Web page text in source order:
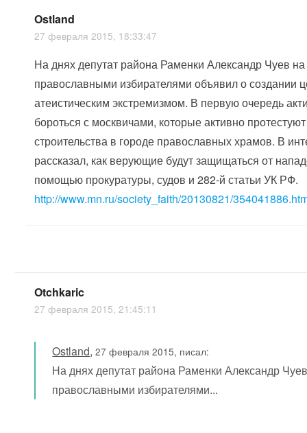
Ostland
27 февраля 2015, 18:33:47
На днях депутат района Раменки Александр Чуев на
православными избирателями объявил о создании
атеистическим экстремизмом. В первую очередь
бороться с москвичами, которые активно
строительства в городе православных храмов. В
рассказал, как верующие будут защищаться от
помощью прокуратуры, судов и 282-й статьи УК РФ.
http://www.mn.ru/society_faith/20130821/
Otchkaric
27 февраля 2015, 21:45:11
Ostland,27 февраля 2015, писал:
На днях депутат района Раменки Александр
православными избирателями...